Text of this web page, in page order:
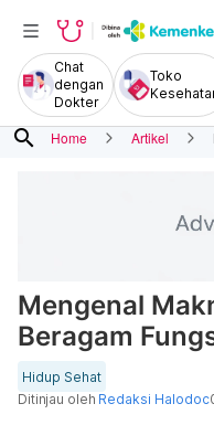
Chat
dengan
Dokter
Toko
search Home Artikel
Mengenal
Beragam
Hidup Sehat
Ditinjau oleh Redaksi Halodoc